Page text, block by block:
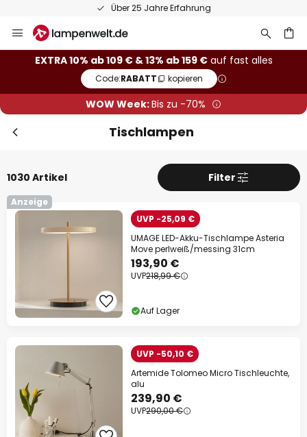
50 Tage kostenlose Retoure
Inhalt
springen
EXTRA 10% ab 109 € & 13% ab 159 €auf fast alles
Code:RABATT kopieren
WOW Week:Bis zu -70%
Tischlampen
1030 Artikel Filter
Anzeige
UVP -25,09 €
UMAGE LED-Akku-Tischlampe Asteria
Move perlweiß/messing 31cm
193,90 €
UVP218,99 €
Auf Lager
UVP -50,10 €
Artemide Tolomeo Micro Tischleuchte,
alu
239,90 €
UVP290,00 €
Extra-Rabatt
10% Rabattab 109 €
13% Rabattab 159 €
auf fast alles*
RABATT kopieren
*Ausgenommene Hersteller